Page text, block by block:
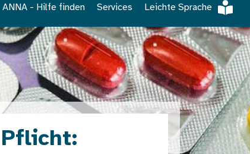
ANNA - Hilfe finden Services Leichte Sprache